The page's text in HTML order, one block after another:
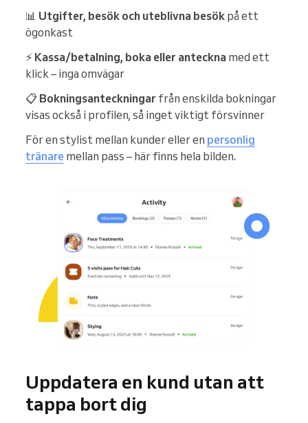
📊 Utgifter, besök och uteblivna besök på ett
ögonkast
⚡ Kassa/betalning, boka eller anteckna med ett
klick – inga omvägar
📋 Bokningsanteckningar från enskilda bokningar
visas också i profilen, så inget viktigt försvinner
För en stylist mellan kunder eller en personlig
tränare mellan pass – här finns hela bilden.
Uppdatera en kund utan att
tappa bort dig